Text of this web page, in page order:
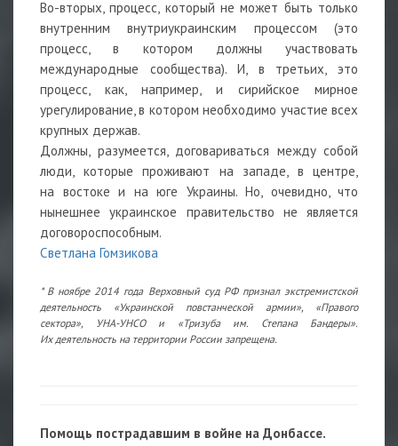
Во-вторых, процесс, который не может быть только
внутренним внутриукраинским процессом (это
процесс, в котором должны участвовать
международные сообщества). И, в третьих, это
процесс, как, например, и сирийское мирное
урегулирование, в котором необходимо участие всех
крупных держав.
Должны, разумеется, договариваться между собой
люди, которые проживают на западе, в центре,
на востоке и на юге Украины. Но, очевидно, что
нынешнее украинское правительство не является
договороспособным.
Светлана Гомзикова
* В ноябре 2014 года Верховный суд РФ признал экстремистской
деятельность «Украинской повстанческой армии», «Правого
сектора», УНА-УНСО и «Тризуба им. Степана Бандеры».
Их деятельность на территории России запрещена.
Помощь пострадавшим в войне на Донбассе.